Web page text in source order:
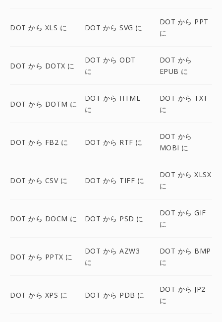
DOT から XLS に DOT から SVG に
DOT から PPT
に
DOT から DOTX に
DOT から ODT
に
DOT から
EPUB に
DOT から DOTM に
DOT から HTML
に
DOT から TXT
に
DOT から FB2 に DOT から RTF に
DOT から
MOBI に
DOT から CSV に DOT から TIFF に
DOT から XLSX
に
DOT から DOCM に DOT から PSD に
DOT から GIF
に
DOT から PPTX に
DOT から AZW3
に
DOT から BMP
に
DOT から XPS に DOT から PDB に
DOT から JP2
に